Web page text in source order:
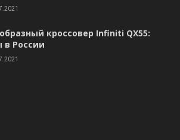
кроссовер Infiniti QX55:
в России